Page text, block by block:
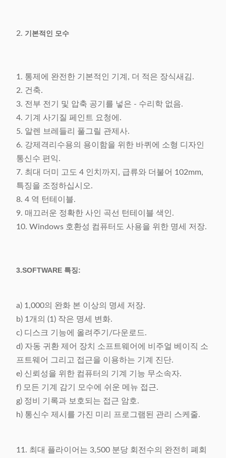
2. 기본적인 모수
1. 통제에 완전한 기본적인 기계, 더 적은 장식새김.
2. 건축.
3. 전부 전기 및 압축 공기를 넣은 - 수리학 없음.
4. 기계 사기질 페인트 요청에.
5. 알렌 브레들리 풀그릴 관제사.
6. 강제격리수용의 용이함을 위한 바퀴에 소형 디자인
통신수 편익.
7. 최대 더미 고도 4 인치까지, 급류와 더불어 102mm,
특징을 조정하십시오.
8. 4 역 턴테이블.
9. 매끄러운 정확한 사인 곡선 턴테이블 색인.
10. Windows 호환성 컴퓨터도 사용을 위한 명세 저장.
3.SOFTWARE 특징:
a) 1,000의 완화 본 이상의 명세 저장.
b) 1개의 (1) 작은 명세 변화.
c) 디스크 기능에 올려주기/다운로드.
d) 자동 귀환 제어 장치 소프트웨어에 비주얼 베이직 소
프트웨어 그리고 접근을 이용하는 기계 진단.
e) 신뢰성을 위한 컴퓨터의 기계 기능 무소속자.
f) 모든 기계 감기 모수에 쉬운 메뉴 접근.
g) 정비 기록과 보호되는 접근 암호.
h) 통신수 제시를 가진 미리 프로그램된 관리 스케줄.
11. 최대 플라이어는 3,500 분당 회전수의 완전히 폐회